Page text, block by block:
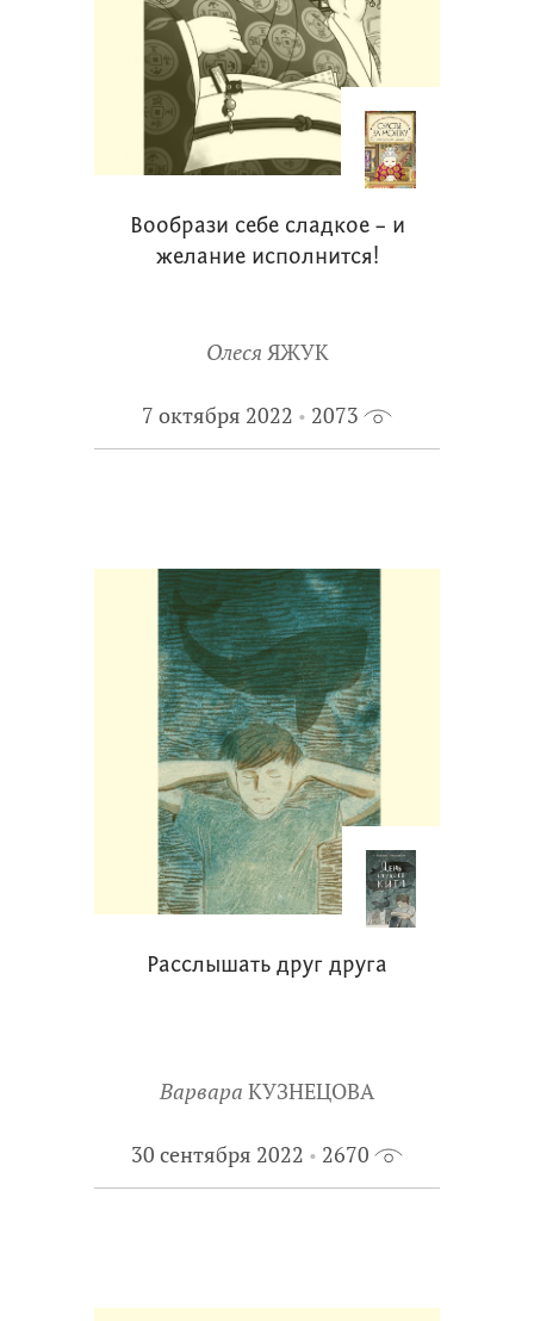
Вообрази себе сладкое – и
желание исполнится!
Олеся ЯЖУК
7 октября 2022 2073
Расслышать друг друга
Варвара КУЗНЕЦОВА
30 сентября 2022 2670